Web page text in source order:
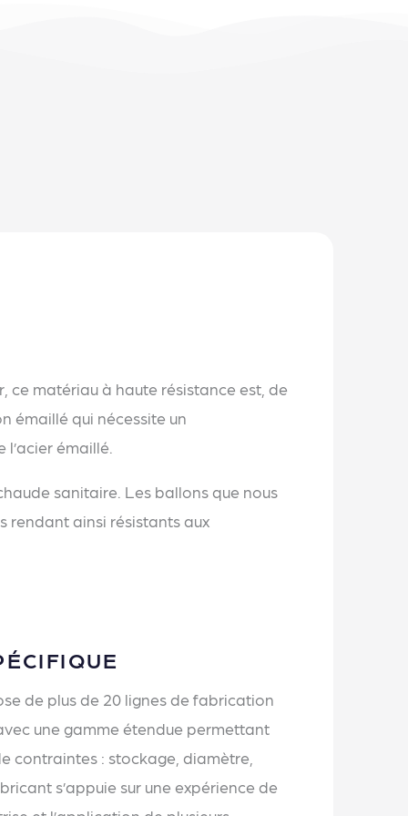
ce matériau à haute résistance est, de
émaillé qui nécessite un
émaillé.
sanitaire. Les ballons que nous
rendant ainsi résistants aux
de plus de 20 lignes de fabrication
une gamme étendue permettant
contraintes : stockage, diamètre,
s’appuie sur une expérience de